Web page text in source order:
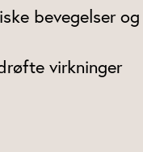
bevegelser og
virkninger